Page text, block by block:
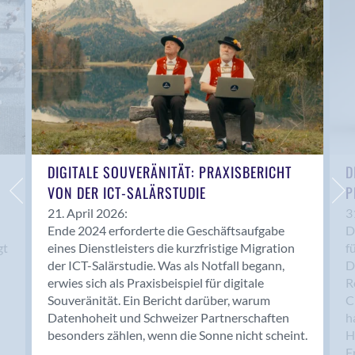
Anwil
Appenzell
Au SG
Baar
Baden
Balsthal
Balzers
Basel
Bassersdorf
Belp
Bendern
Benken (SG)
Bergdietikon
Berlin
Bern
Bern - Liebefeld
DIGITALE SOUVERÄNITÄT: PRAXISBERICHT
VON DER ICT-SALÄRSTUDIE
21. April 2026:
Ende 2024 erforderte die Geschäftsaufgabe
eines Dienstleisters die kurzfristige Migration
der ICT-Salärstudie. Was als Notfall begann,
erwies sich als Praxisbeispiel für digitale
Souveränität. Ein Bericht darüber, warum
Datenhoheit und Schweizer Partnerschaften
besonders zählen, wenn die Sonne nicht scheint.